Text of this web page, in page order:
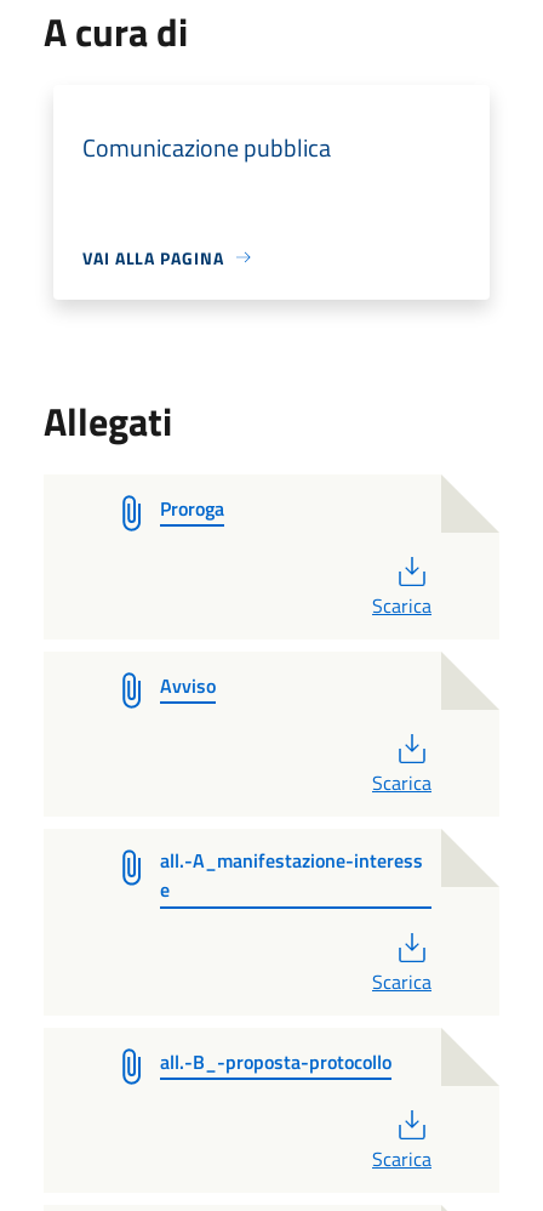
A cura di
Comunicazione pubblica
VAI ALLA PAGINA
Allegati
Proroga
Scarica
Avviso
Scarica
all.-A_manifestazione-interess
e
Scarica
all.-B_-proposta-protocollo
Scarica